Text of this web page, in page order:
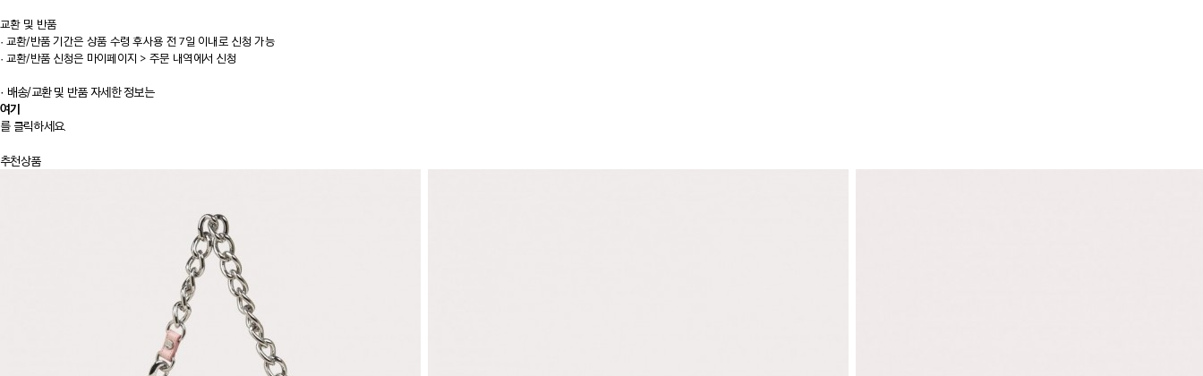
교환 및 반품
· 교환/반품 기간은 상품 수령 후사용 전 7일 이내로 신청 가능
· 교환/반품 신청은 마이페이지 > 주문 내역에서 신청
· 배송/교환 및 반품 자세한 정보는
여기
를 클릭하세요.
추천상품